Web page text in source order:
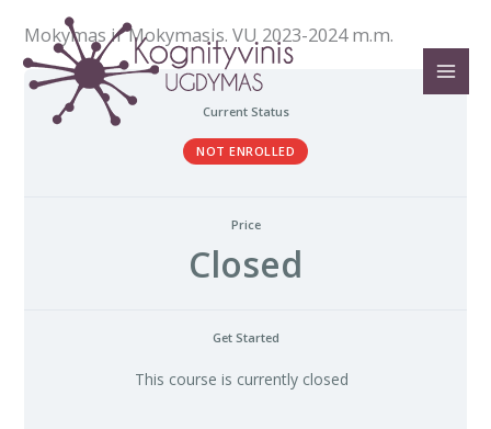
prie
turinio
Mokymas ir Mokymasis. VU 2023-2024 m.m.
Current Status
NOT ENROLLED
Price
Closed
Get Started
This course is currently closed